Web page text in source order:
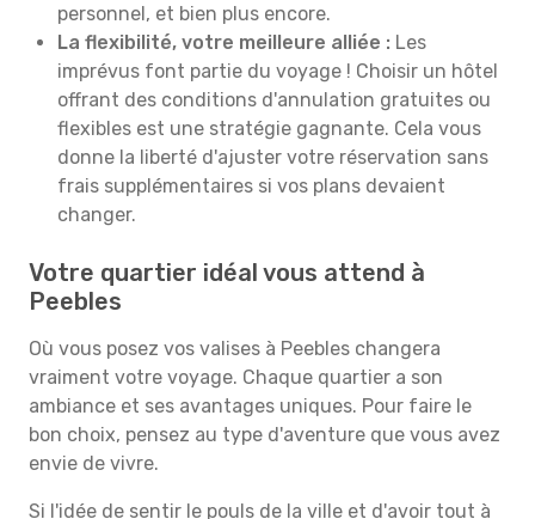
personnel, et bien plus encore.
La flexibilité, votre meilleure alliée : Les
imprévus font partie du voyage ! Choisir un hôtel
offrant des conditions d'annulation gratuites ou
flexibles est une stratégie gagnante. Cela vous
donne la liberté d'ajuster votre réservation sans
frais supplémentaires si vos plans devaient
changer.
Votre quartier idéal vous attend à
Peebles
Où vous posez vos valises à Peebles changera
vraiment votre voyage. Chaque quartier a son
ambiance et ses avantages uniques. Pour faire le
bon choix, pensez au type d'aventure que vous avez
envie de vivre.
Si l'idée de sentir le pouls de la ville et d'avoir tout à